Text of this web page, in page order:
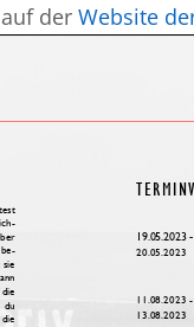
der Website